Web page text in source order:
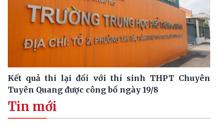
Kết quả thi lại đối với thí sinh THPT Chuyên
Tuyên Quang được công bố ngày 19/8
Tin mới